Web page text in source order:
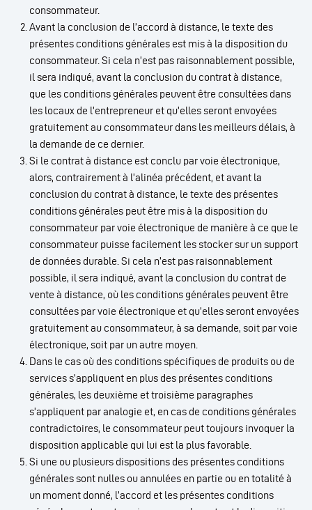
consommateur.
Avant la conclusion de l’accord à distance, le texte des
présentes conditions générales est mis à la disposition du
consommateur. Si cela n’est pas raisonnablement possible,
il sera indiqué, avant la conclusion du contrat à distance,
que les conditions générales peuvent être consultées dans
les locaux de l’entrepreneur et qu’elles seront envoyées
gratuitement au consommateur dans les meilleurs délais, à
la demande de ce dernier.
Si le contrat à distance est conclu par voie électronique,
alors, contrairement à l’alinéa précédent, et avant la
conclusion du contrat à distance, le texte des présentes
conditions générales peut être mis à la disposition du
consommateur par voie électronique de manière à ce que le
consommateur puisse facilement les stocker sur un support
de données durable. Si cela n’est pas raisonnablement
possible, il sera indiqué, avant la conclusion du contrat de
vente à distance, où les conditions générales peuvent être
consultées par voie électronique et qu’elles seront envoyées
gratuitement au consommateur, à sa demande, soit par voie
électronique, soit par un autre moyen.
Dans le cas où des conditions spécifiques de produits ou de
services s’appliquent en plus des présentes conditions
générales, les deuxième et troisième paragraphes
s’appliquent par analogie et, en cas de conditions générales
contradictoires, le consommateur peut toujours invoquer la
disposition applicable qui lui est la plus favorable.
Si une ou plusieurs dispositions des présentes conditions
générales sont nulles ou annulées en partie ou en totalité à
un moment donné, l’accord et les présentes conditions